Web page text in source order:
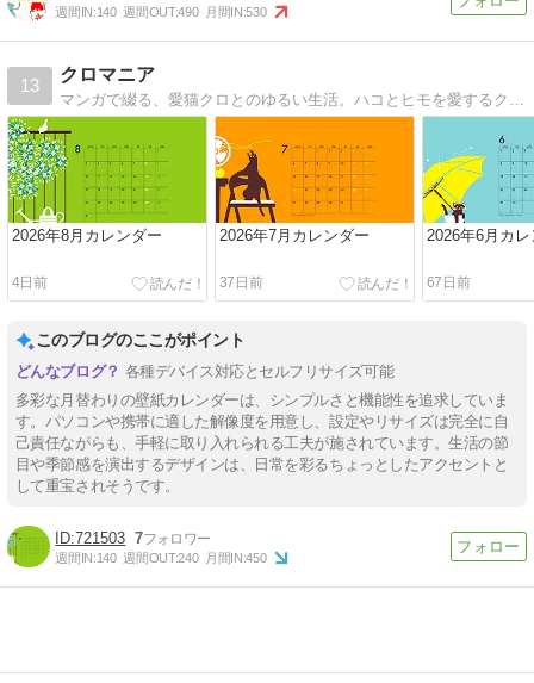
週間IN:140 週間OUT:490 月間IN:530
13
クロマニア
マンガで綴る、愛猫クロとのゆるい生活。ハコとヒモを愛するクロネコとサケとハナに溺れるオバサンのグダグダな日常。
2026年8月カレンダー
4日前
2026年7月カレンダー
37日前
2026年6月カレ
67日前
このブログのここがポイント
各種デバイス対応とセルフリサイズ可能
多彩な月替わりの壁紙カレンダーは、シンプルさと機能性を追求していま
す。パソコンや携帯に適した解像度を用意し、設定やリサイズは完全に自
己責任ながらも、手軽に取り入れられる工夫が施されています。生活の節
目や季節感を演出するデザインは、日常を彩るちょっとしたアクセントと
して重宝されそうです。
721503 7
週間IN:140 週間OUT:240 月間IN:450